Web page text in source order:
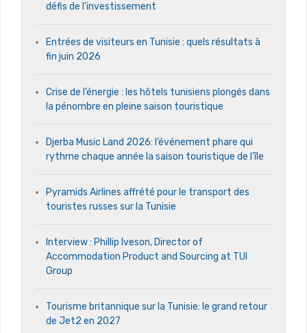
défis de l’investissement
Entrées de visiteurs en Tunisie : quels résultats à
fin juin 2026
Crise de l’énergie : les hôtels tunisiens plongés dans
la pénombre en pleine saison touristique
Djerba Music Land 2026: l’événement phare qui
rythme chaque année la saison touristique de l’île
Pyramids Airlines affrété pour le transport des
touristes russes sur la Tunisie
Interview : Phillip Iveson, Director of
Accommodation Product and Sourcing at TUI
Group
Tourisme britannique sur la Tunisie: le grand retour
de Jet2 en 2027